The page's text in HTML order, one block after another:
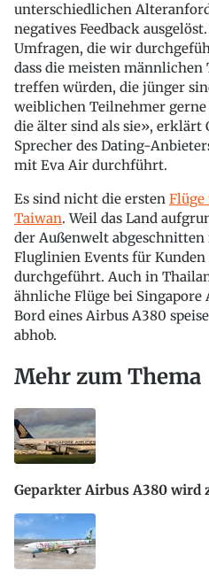
unterschiedlichen
negatives Feedback
Umfragen, die wir
dass die meisten
treffen würden, die jünger
weiblichen Teilnehmer
die älter sind als sie», erklärt
Sprecher des Dating-
mit Eva Air durchführt.
Es sind nicht die ersten
Taiwan. Weil das Land
der Außenwelt
Fluglinien Events für
durchgeführt. Auch in
ähnliche Flüge bei
Bord eines Airbus A380
abhob.
Mehr zum Thema
Geparkter Airbus A380 wird